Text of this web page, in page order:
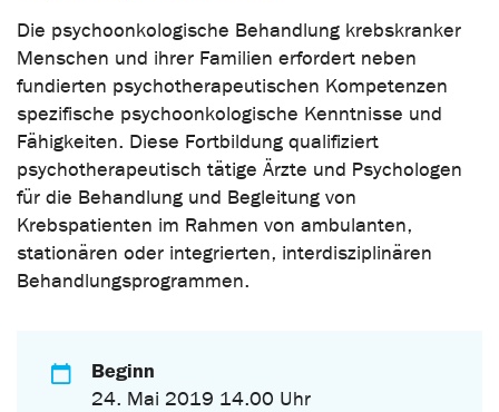
Die psychoonkologische Behandlung krebskranker
Menschen und ihrer Familien erfordert neben
fundierten psychotherapeutischen Kompetenzen
spezifische psychoonkologische Kenntnisse und
Fähigkeiten. Diese Fortbildung qualifiziert
psychotherapeutisch tätige Ärzte und Psychologen
für die Behandlung und Begleitung von
Krebspatienten im Rahmen von ambulanten,
stationären oder integrierten, interdisziplinären
Behandlungsprogrammen.
Beginn
24. Mai 2019 14.00 Uhr